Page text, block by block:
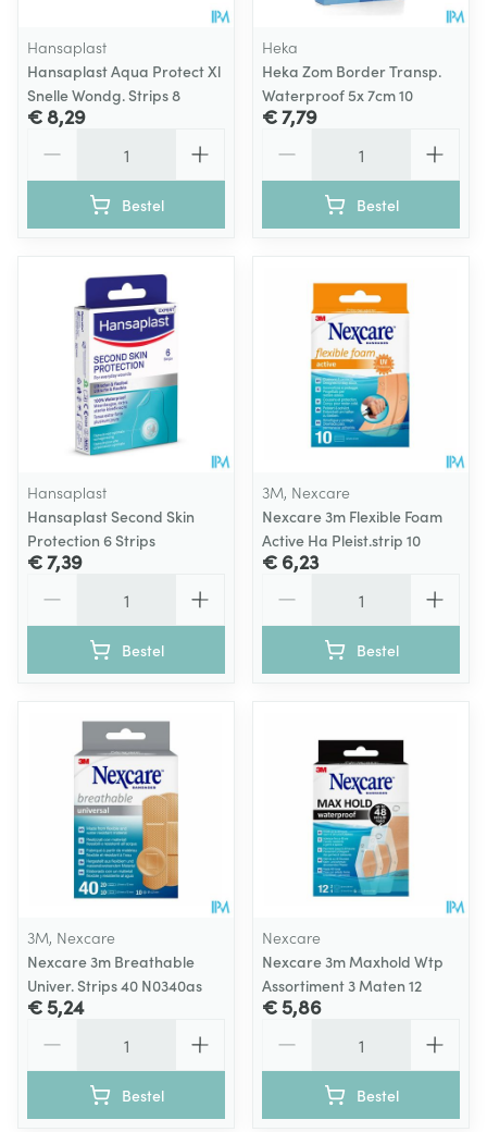
Hansaplast
Hansaplast Aqua Protect Xl
Snelle Wondg. Strips 8
€ 8,29
Bestel
Heka
Heka Zom Border Transp.
Waterproof 5x 7cm 10
€ 7,79
Bestel
Hansaplast
Hansaplast Second Skin
Protection 6 Strips
€ 7,39
Bestel
3M, Nexcare
Nexcare 3m Flexible Foam
Active Ha Pleist.strip 10
€ 6,23
Bestel
3M, Nexcare
Nexcare 3m Breathable
Univer. Strips 40 N0340as
€ 5,24
Bestel
Nexcare
Nexcare 3m Maxhold Wtp
Assortiment 3 Maten 12
€ 5,86
Bestel